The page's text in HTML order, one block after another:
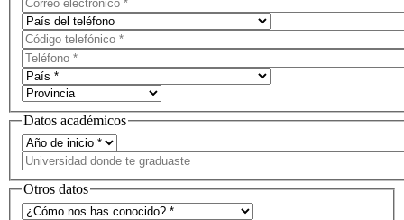
Datos académicos
Otros datos